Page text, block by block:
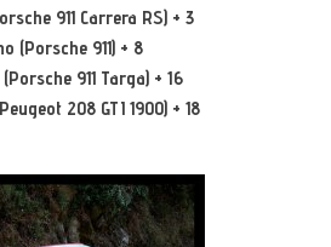
911 Carrera RS) + 3
(Porsche 911) + 8
911 Targa) + 16
208 GTI 1900) + 18